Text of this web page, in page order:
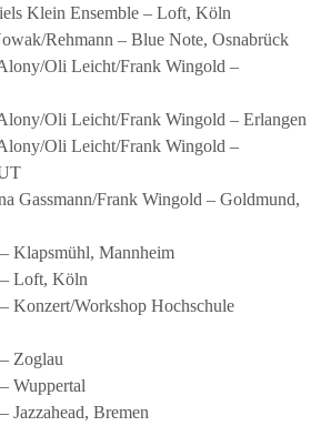
Klein Ensemble – Loft, Köln
Rehmann – Blue Note, Osnabrück
Oli Leicht/Frank Wingold –
Oli Leicht/Frank Wingold – Erlangen
Oli Leicht/Frank Wingold –
Gassmann/Frank Wingold – Goldmund,
Klapsmühl, Mannheim
Loft, Köln
Konzert/Workshop Hochschule
Zoglau
Wuppertal
Jazzahead, Bremen